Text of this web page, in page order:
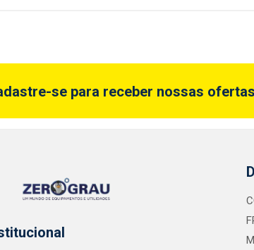
se para receber nossas